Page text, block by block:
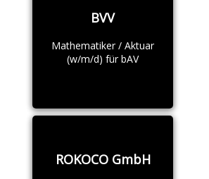
BVV
Mathematiker / Aktuar
(w/m/d) für bAV
ROKOCO GmbH